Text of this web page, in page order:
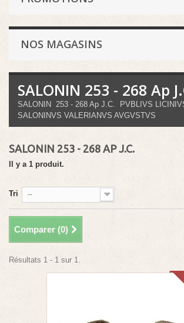
NOS MAGASINS
SALONIN 253 - 268 Ap
SALONIN 253 - 268 Ap J.C. PVBLIVS
SALONINVS VALERIANVS AVGVSTVS
SALONIN 253 - 268 AP J.C.
Il y a 1 produit.
Tri --
Comparer (0)
Résultats 1 - 1 sur 1.